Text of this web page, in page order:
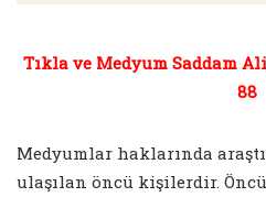
Tıkla ve Medyum Saddam
88
Medyumlar haklarında
ulaşılan öncü kişilerdir.